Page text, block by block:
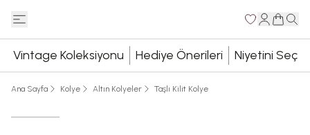
Vintage Koleksiyonu Hediye Önerileri Niyetini Seç
Ana Sayfa Kolye Altın Kolyeler Taşlı Kilit Kolye